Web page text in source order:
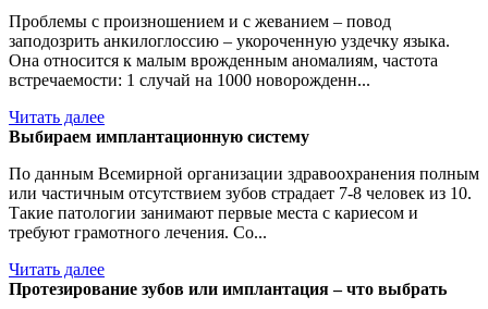
Проблемы с произношением и с жеванием – повод
заподозрить анкилоглоссию – укороченную уздечку языка.
Она относится к малым врожденным аномалиям, частота
встречаемости: 1 случай на 1000 новорожденн...
Читать далее
Выбираем имплантационную систему
По данным Всемирной организации здравоохранения полным
или частичным отсутствием зубов страдает 7-8 человек из 10.
Такие патологии занимают первые места с кариесом и
требуют грамотного лечения. Со...
Читать далее
Протезирование зубов или имплантация – что выбрать